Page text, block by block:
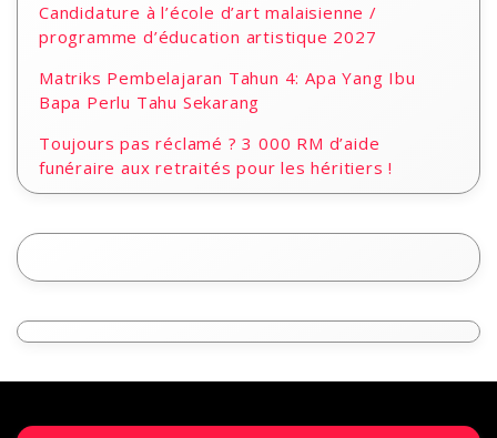
Candidature à l’école d’art malaisienne /
programme d’éducation artistique 2027
Matriks Pembelajaran Tahun 4: Apa Yang Ibu
Bapa Perlu Tahu Sekarang
Toujours pas réclamé ? 3 000 RM d’aide
funéraire aux retraités pour les héritiers !